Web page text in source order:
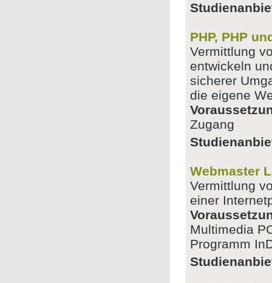
PHP, PHP
Vermittlung
entwickeln
sicherer
die eigene
Zugang
Webmaster
Vermittlung
einer
Multimedia
Programm